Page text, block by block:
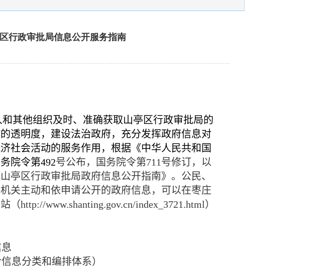
行政审批局信息公开服务指南
其他组织及时、准确获取山亭区行政审批局的
透明度，建设法治政府，充分发挥政府信息对
社会活动的服务作用，根据《中华人民共和国
院令第492号公布，国务院令第711号修订，以
亭区行政审批局政府信息公开指南》。公民、
关主动和依申请公开的政府信息，可以在枣庄
（http://www.shanting.gov.cn/index_3721.html）
息分类和编排体系）